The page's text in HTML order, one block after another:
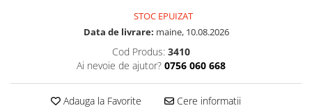
Seminte fasole
Seminte morcovi
STOC EPUIZAT
Data de livrare: maine, 10.08.2026
Cod Produs: 3410
Ai nevoie de ajutor? 0756 060 668
Adauga la Favorite Cere informatii